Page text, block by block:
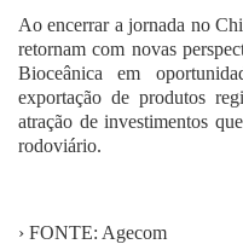
Ao encerrar a jornada no
retornam com novas
Bioceânica em
exportação de produtos
atração de investimentos
rodoviário.
› FONTE: Agecom